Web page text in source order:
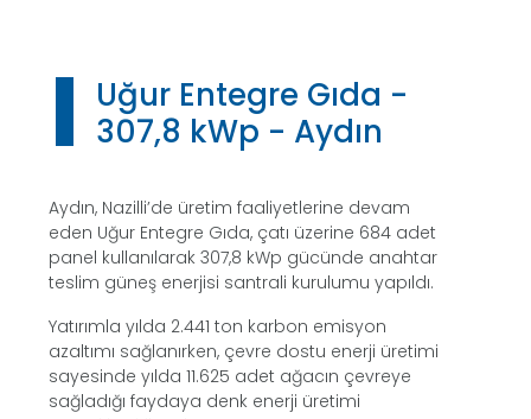
Uğur Entegre Gıda -
307,8 kWp - Aydın
Aydın, Nazilli’de üretim faaliyetlerine devam
eden Uğur Entegre Gıda, çatı üzerine 684 adet
panel kullanılarak 307,8 kWp gücünde anahtar
teslim güneş enerjisi santrali kurulumu yapıldı.
Yatırımla yılda 2.441 ton karbon emisyon
azaltımı sağlanırken, çevre dostu enerji üretimi
sayesinde yılda 11.625 adet ağacın çevreye
sağladığı faydaya denk enerji üretimi